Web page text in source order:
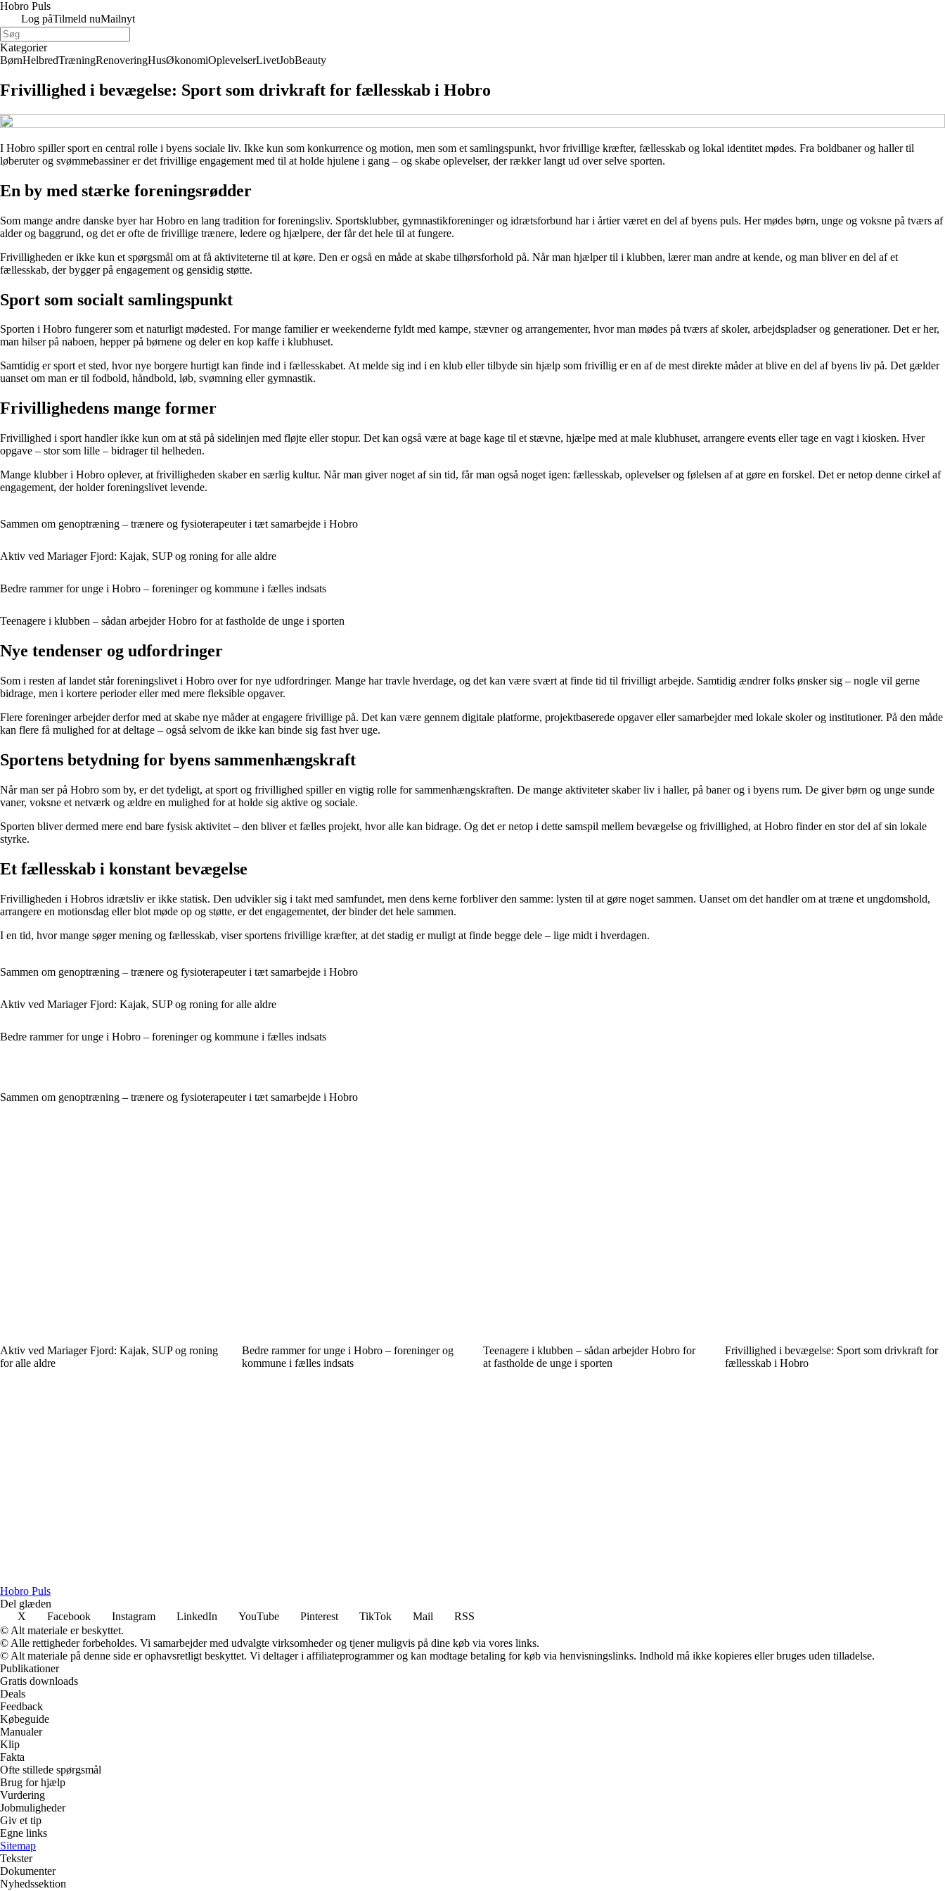
Hobro Puls
Log påTilmeld nuMailnyt
Kategorier
BørnHelbredTræningRenoveringHusØkonomiOplevelserLivetJobBeauty
Frivillighed i bevægelse: Sport som drivkraft for fællesskab i Hobro
I Hobro spiller sport en central rolle i byens sociale liv. Ikke kun som konkurrence og motion, men som et samlingspunkt, hvor frivillige kræfter, fællesskab og lokal identitet mødes. Fra boldbaner og haller til
løberuter og svømmebassiner er det frivillige engagement med til at holde hjulene i gang – og skabe oplevelser, der rækker langt ud over selve sporten.
En by med stærke foreningsrødder
Som mange andre danske byer har Hobro en lang tradition for foreningsliv. Sportsklubber, gymnastikforeninger og idrætsforbund har i årtier været en del af byens puls. Her mødes børn, unge og voksne på tværs af
alder og baggrund, og det er ofte de frivillige trænere, ledere og hjælpere, der får det hele til at fungere.
Frivilligheden er ikke kun et spørgsmål om at få aktiviteterne til at køre. Den er også en måde at skabe tilhørsforhold på. Når man hjælper til i klubben, lærer man andre at kende, og man bliver en del af et
fællesskab, der bygger på engagement og gensidig støtte.
Sport som socialt samlingspunkt
Sporten i Hobro fungerer som et naturligt mødested. For mange familier er weekenderne fyldt med kampe, stævner og arrangementer, hvor man mødes på tværs af skoler, arbejdspladser og generationer. Det er her,
man hilser på naboen, hepper på børnene og deler en kop kaffe i klubhuset.
Samtidig er sport et sted, hvor nye borgere hurtigt kan finde ind i fællesskabet. At melde sig ind i en klub eller tilbyde sin hjælp som frivillig er en af de mest direkte måder at blive en del af byens liv på. Det gælder
uanset om man er til fodbold, håndbold, løb, svømning eller gymnastik.
Frivillighedens mange former
Frivillighed i sport handler ikke kun om at stå på sidelinjen med fløjte eller stopur. Det kan også være at bage kage til et stævne, hjælpe med at male klubhuset, arrangere events eller tage en vagt i kiosken. Hver
opgave – stor som lille – bidrager til helheden.
Mange klubber i Hobro oplever, at frivilligheden skaber en særlig kultur. Når man giver noget af sin tid, får man også noget igen: fællesskab, oplevelser og følelsen af at gøre en forskel. Det er netop denne cirkel af
engagement, der holder foreningslivet levende.
Sammen om genoptræning – trænere og fysioterapeuter i tæt samarbejde i Hobro
Aktiv ved Mariager Fjord: Kajak, SUP og roning for alle aldre
Bedre rammer for unge i Hobro – foreninger og kommune i fælles indsats
Teenagere i klubben – sådan arbejder Hobro for at fastholde de unge i sporten
Nye tendenser og udfordringer
Som i resten af landet står foreningslivet i Hobro over for nye udfordringer. Mange har travle hverdage, og det kan være svært at finde tid til frivilligt arbejde. Samtidig ændrer folks ønsker sig – nogle vil gerne
bidrage, men i kortere perioder eller med mere fleksible opgaver.
Flere foreninger arbejder derfor med at skabe nye måder at engagere frivillige på. Det kan være gennem digitale platforme, projektbaserede opgaver eller samarbejder med lokale skoler og institutioner. På den måde
kan flere få mulighed for at deltage – også selvom de ikke kan binde sig fast hver uge.
Sportens betydning for byens sammenhængskraft
Når man ser på Hobro som by, er det tydeligt, at sport og frivillighed spiller en vigtig rolle for sammenhængskraften. De mange aktiviteter skaber liv i haller, på baner og i byens rum. De giver børn og unge sunde
vaner, voksne et netværk og ældre en mulighed for at holde sig aktive og sociale.
Sporten bliver dermed mere end bare fysisk aktivitet – den bliver et fælles projekt, hvor alle kan bidrage. Og det er netop i dette samspil mellem bevægelse og frivillighed, at Hobro finder en stor del af sin lokale
styrke.
Et fællesskab i konstant bevægelse
Frivilligheden i Hobros idrætsliv er ikke statisk. Den udvikler sig i takt med samfundet, men dens kerne forbliver den samme: lysten til at gøre noget sammen. Uanset om det handler om at træne et ungdomshold,
arrangere en motionsdag eller blot møde op og støtte, er det engagementet, der binder det hele sammen.
I en tid, hvor mange søger mening og fællesskab, viser sportens frivillige kræfter, at det stadig er muligt at finde begge dele – lige midt i hverdagen.
Sammen om genoptræning – trænere og fysioterapeuter i tæt samarbejde i Hobro
Aktiv ved Mariager Fjord: Kajak, SUP og roning for alle aldre
Bedre rammer for unge i Hobro – foreninger og kommune i fælles indsats
Sammen om genoptræning – trænere og fysioterapeuter i tæt samarbejde i Hobro
Aktiv ved Mariager Fjord: Kajak, SUP og roning
for alle aldre
Bedre rammer for unge i Hobro – foreninger og
kommune i fælles indsats
Teenagere i klubben – sådan arbejder Hobro for
at fastholde de unge i sporten
Frivillighed i bevægelse: Sport som drivkraft for
fællesskab i Hobro
Hobro Puls
Del glæden
X
Facebook Instagram LinkedIn YouTube Pinterest TikTok Mail
RSS
© Alt materiale er beskyttet.
© Alle rettigheder forbeholdes. Vi samarbejder med udvalgte virksomheder og tjener muligvis på dine køb via vores links.
© Alt materiale på denne side er ophavsretligt beskyttet. Vi deltager i affiliateprogrammer og kan modtage betaling for køb via henvisningslinks. Indhold må ikke kopieres eller bruges uden tilladelse.
Publikationer
Gratis downloads
Deals
Feedback
Købeguide
Manualer
Klip
Fakta
Ofte stillede spørgsmål
Brug for hjælp
Vurdering
Jobmuligheder
Giv et tip
Egne links
Sitemap
Tekster
Dokumenter
Nyhedssektion